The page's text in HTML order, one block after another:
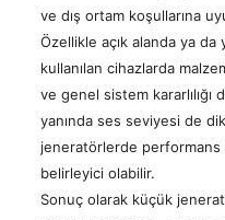
ve dış ortam koşullarına
Özellikle açık alanda ya
kullanılan cihazlarda
ve genel sistem kararlılığı
yanında ses seviyesi de
jeneratörlerde performans
belirleyici olabilir.
Sonuç olarak küçük